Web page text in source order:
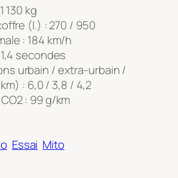
130 kg
(l.) : 270 / 950
: 184 km/h
secondes
urbain / extra-urbain /
: 6,0 / 3,8 / 4,2
: 99 g/km
Essai Mito